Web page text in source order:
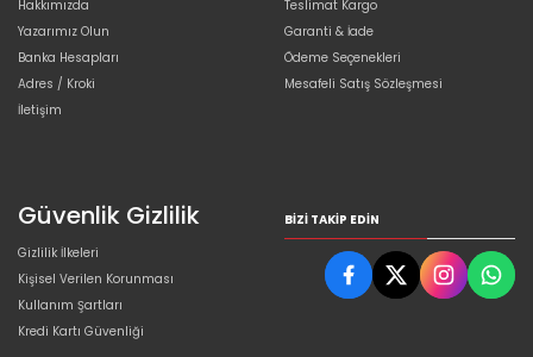
Hakkımızda
Yazarımız Olun
Banka Hesapları
Adres / Kroki
İletişim
Teslimat Kargo
Garanti & İade
Ödeme Seçenekleri
Mesafeli Satış Sözleşmesi
Güvenlik Gizlilik
Gizlilik İlkeleri
Kişisel Verilen Korunması
Kullanım Şartları
Kredi Kartı Güvenliği
BIZI TAKIP EDIN